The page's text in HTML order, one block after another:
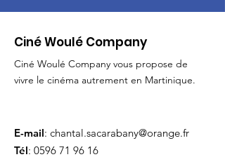
Ciné Woulé Company
Ciné Woulé Company vous propose de
vivre le cinéma autrement en Martinique.
E-mail: chantal.sacarabany@orange.fr
Tél: 0596 71 96 16